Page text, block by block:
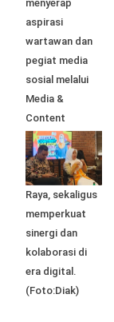
menyerap
aspirasi
wartawan dan
pegiat media
sosial melalui
Media &
Content
Creator
Gathering
Mojokerto
Raya, sekaligus
memperkuat
sinergi dan
kolaborasi di
era digital.
(Foto:Diak)